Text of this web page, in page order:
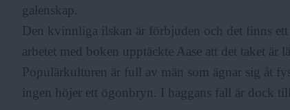
galenskap.
Den kvinnliga ilskan är förbjuden och det finns
arbetet med boken upptäckte Aase att det taket är
Populärkulturen är full av män som ägnar sig åt
ingen höjer ett ögonbryn. I haggans fall är dock